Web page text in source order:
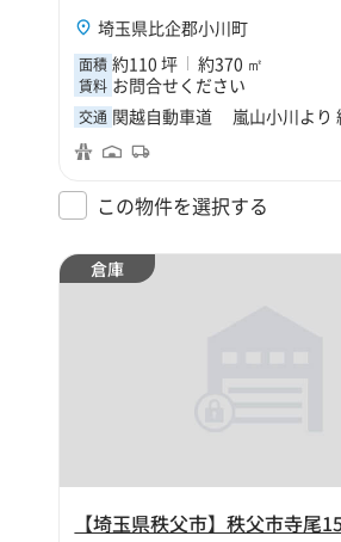
埼玉県比企郡小川町
面積 約110 坪 約370 ㎡
賃料 お問合せください
交通 関越自動車道 嵐山小川より
この物件を選択する
倉庫